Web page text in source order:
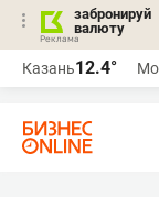
забронируй
валюту
Казань12.4°